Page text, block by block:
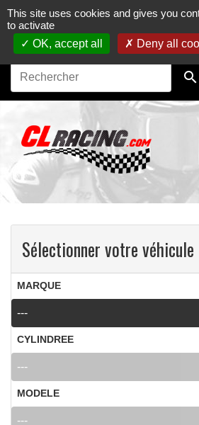
Journées, stages et baptêmes
ligne de pièces détachées moto.
préparation

Sélectionner votre véhicule
MARQUE
CYLINDREE
MODELE
This site uses cookies and gives you
to activate
OK, accept all
Deny all